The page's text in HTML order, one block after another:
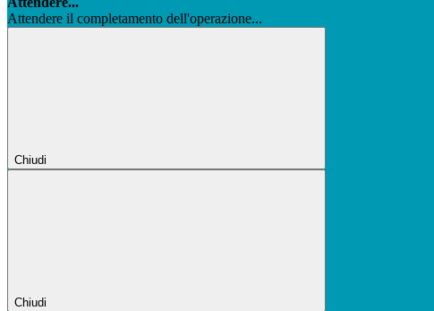
Attendere il completamento dell'operazione...
Chiudi
Chiudi